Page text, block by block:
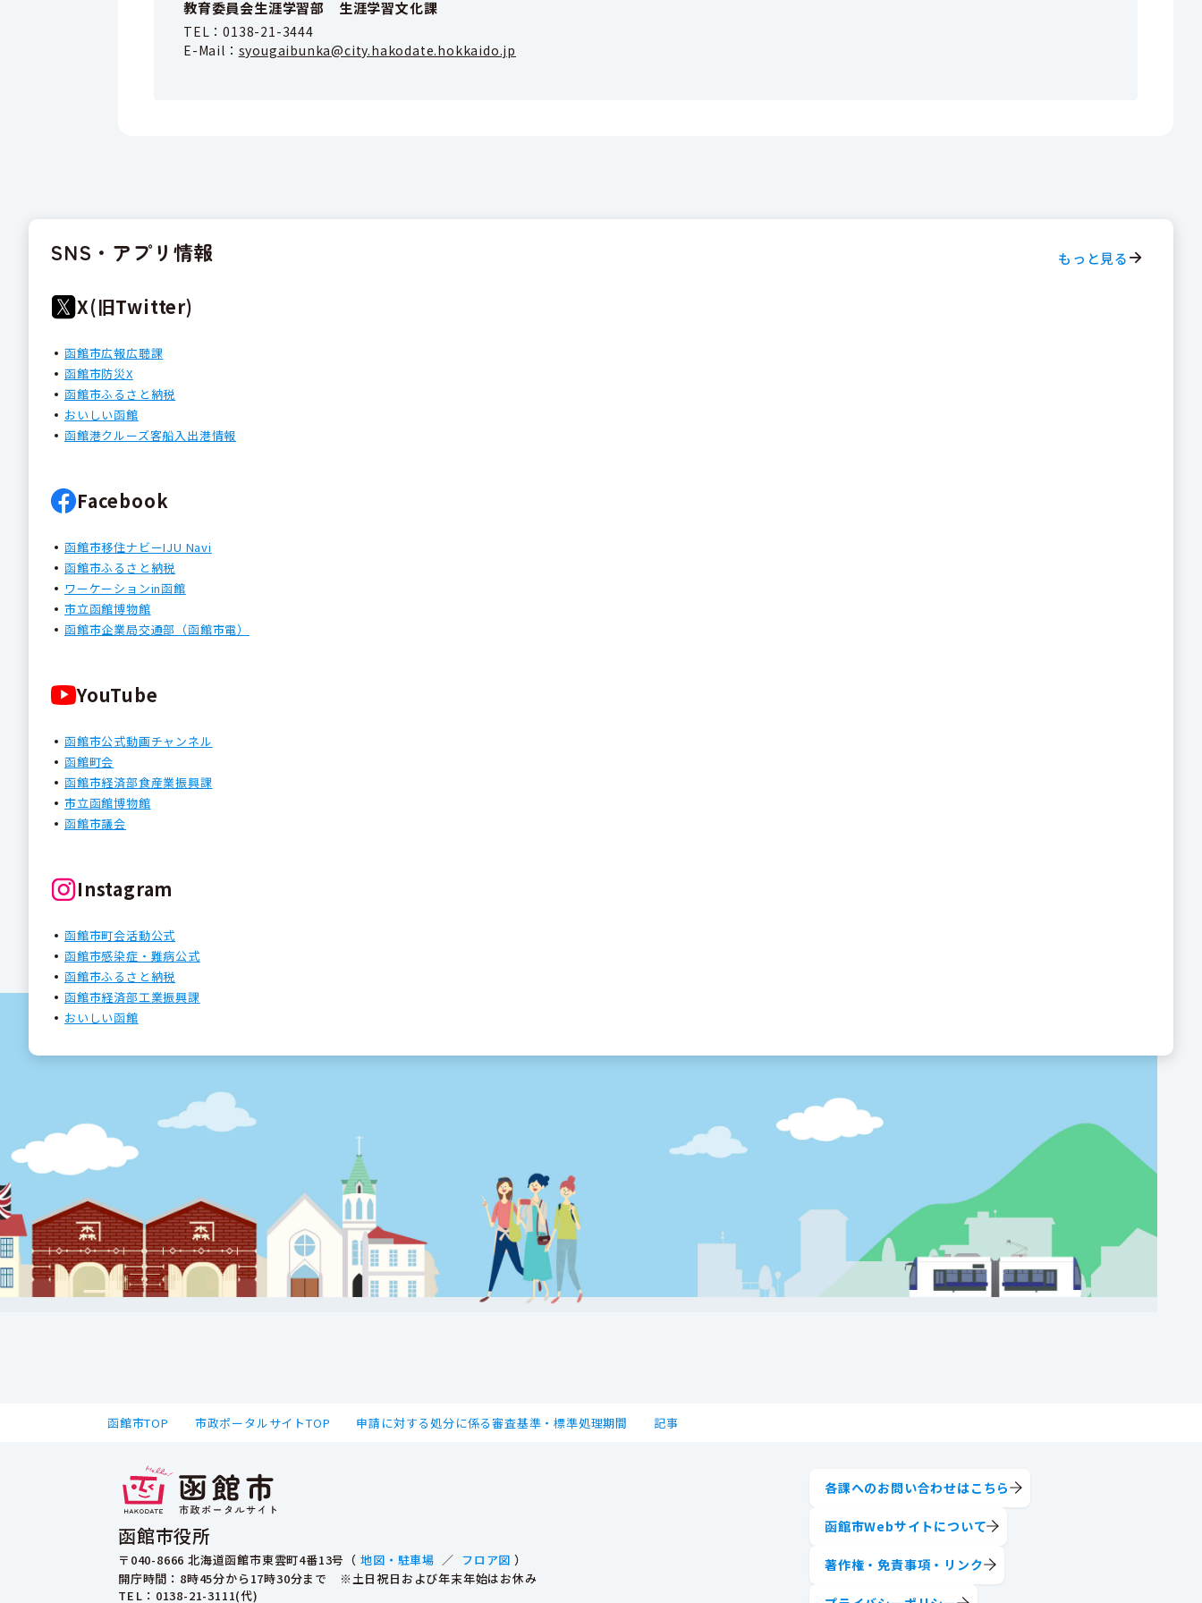
教育委員会生涯学習部 生涯学習文化課
TEL：0138-21-3444
E-Mail： syougaibunka@city.hakodate.hokkaido.jp
SNS・アプリ情報 もっと見る
X(旧Twitter)
函館市広報広聴課
函館市防災X
函館市ふるさと納税
おいしい函館
函館港クルーズ客船入出港情報
Facebook
函館市移住ナビーIJU Navi
函館市ふるさと納税
ワーケーションin函館
市立函館博物館
函館市企業局交通部（函館市電）
YouTube
函館市公式動画チャンネル
函館町会
函館市経済部食産業振興課
市立函館博物館
函館市議会
Instagram
函館市町会活動公式
函館市感染症・難病公式
函館市ふるさと納税
函館市経済部工業振興課
おいしい函館
函館市TOP 市政ポータルサイトTOP 申請に対する処分に係る審査基準・標準処理期間 記事
函館市役所
〒040-8666 北海道函館市東雲町4番13号（ 地図・駐車場 ／ フロア図 ）
開庁時間：8時45分から17時30分まで ※土日祝日および年末年始はお休み
TEL ：0138-21-3111(代)
各課へのお問い合わせはこちら
函館市Webサイトについて
著作権・免責事項・リンク